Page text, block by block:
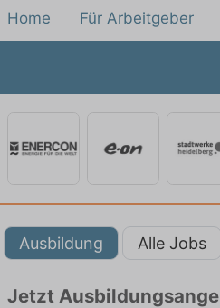
Home Für Arbeitgeber
Ausbildung Alle Jobs
Jetzt